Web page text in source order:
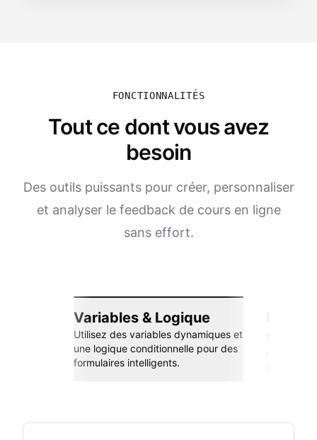
FONCTIONNALITÉS
Tout ce dont vous avez
besoin
Des outils puissants pour créer, personnaliser
et analyser le feedback de cours en ligne
sans effort.
Variables & Logique
Utilisez des variables dynamiques et
une logique conditionnelle pour des
formulaires intelligents.